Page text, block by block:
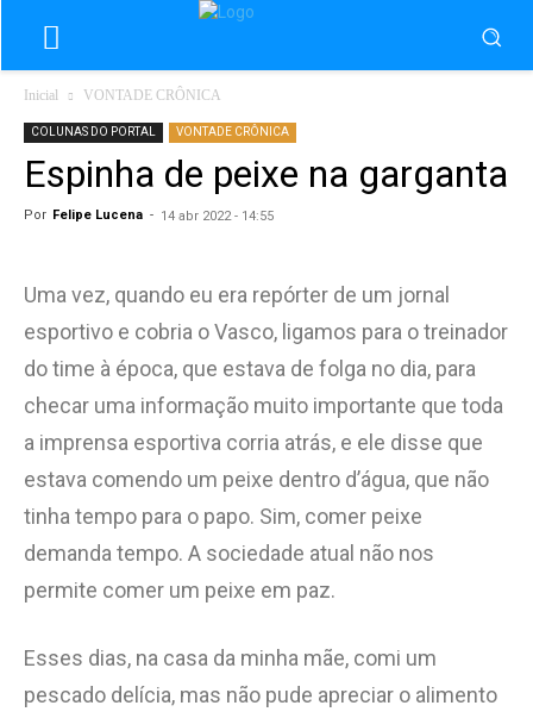
Inicial VONTADE CRÔNICA
COLUNAS DO PORTAL VONTADE CRÔNICA
Espinha de peixe na garganta
Por Felipe Lucena - 14 abr 2022 - 14:55
Uma vez, quando eu era repórter de um jornal
esportivo e cobria o Vasco, ligamos para o treinador
do time à época, que estava de folga no dia, para
checar uma informação muito importante que toda
a imprensa esportiva corria atrás, e ele disse que
estava comendo um peixe dentro d’água, que não
tinha tempo para o papo. Sim, comer peixe
demanda tempo. A sociedade atual não nos
permite comer um peixe em paz.
Esses dias, na casa da minha mãe, comi um
pescado delícia, mas não pude apreciar o alimento